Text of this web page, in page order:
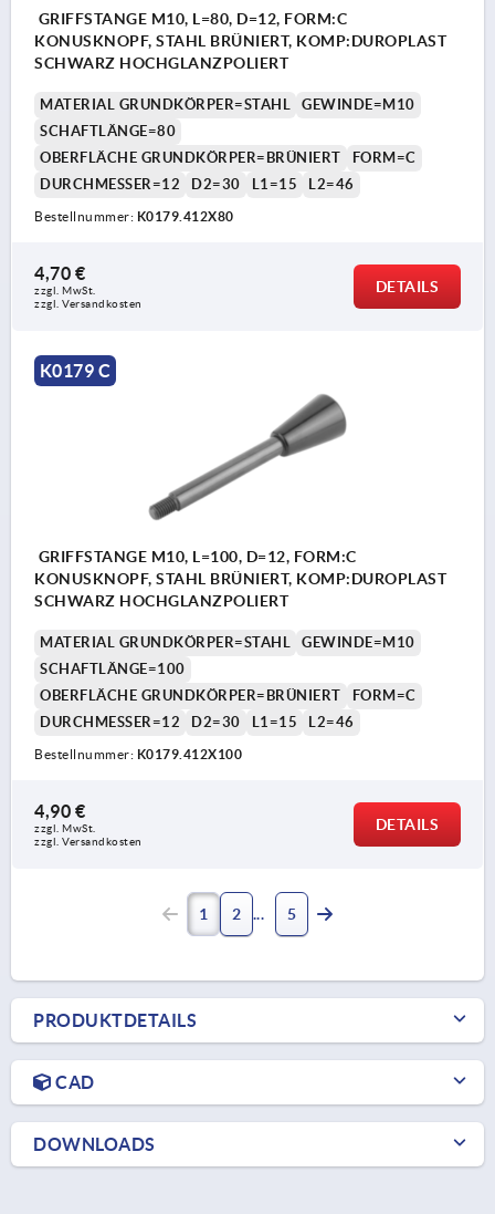
GRIFFSTANGE M10, L=80, D=12, FORM:C
KONUSKNOPF, STAHL BRÜNIERT, KOMP:DUROPLAST
SCHWARZ HOCHGLANZPOLIERT
MATERIAL GRUNDKÖRPER=STAHL
GEWINDE=M10
SCHAFTLÄNGE=80
OBERFLÄCHE GRUNDKÖRPER=BRÜNIERT
FORM=C
DURCHMESSER=12
D2=30 L1=15 L2=46
Bestellnummer: K0179.412X80
4,70 €
zzgl. MwSt.
zzgl. Versandkosten
DETAILS
K0179 C
GRIFFSTANGE M10, L=100, D=12, FORM:C
KONUSKNOPF, STAHL BRÜNIERT, KOMP:DUROPLAST
SCHWARZ HOCHGLANZPOLIERT
MATERIAL GRUNDKÖRPER=STAHL
GEWINDE=M10
SCHAFTLÄNGE=100
OBERFLÄCHE GRUNDKÖRPER=BRÜNIERT
FORM=C
DURCHMESSER=12
D2=30 L1=15 L2=46
Bestellnummer: K0179.412X100
4,90 €
zzgl. MwSt.
zzgl. Versandkosten
DETAILS
1 2 5
PRODUKTDETAILS
CAD
DOWNLOADS